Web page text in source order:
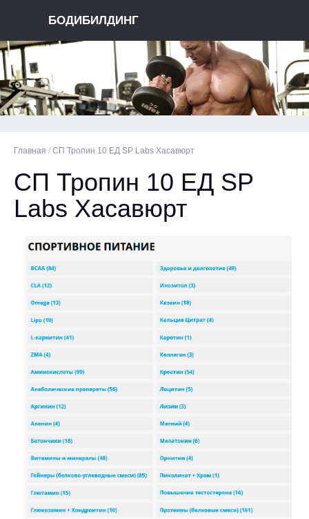
БОДИБИЛДИНГ
Главная / СП Тропин 10 ЕД SP Labs Хасавюрт
СП Тропин 10 ЕД SP
Labs Хасавюрт